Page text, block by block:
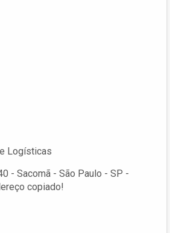
Logísticas
- Sacomã - São Paulo - SP -
copiado!